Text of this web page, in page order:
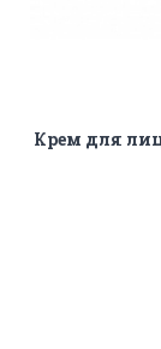
Крем для